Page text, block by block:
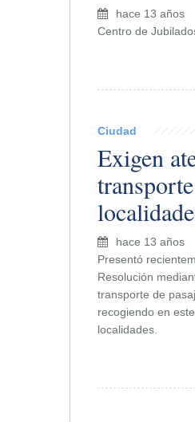
hace 13 años
Centro de
Ciudad
Exigen
hace 13 años
Presentó
Resolución
transporte de
recogiendo en
localidades.